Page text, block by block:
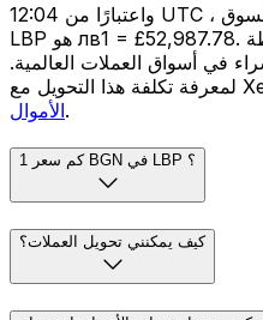
واعتبارًا من 12:04 UTC ، فإن معدل منتصف السوق BGN إلى
LBP هو лв1 = £52,987.78. سعر منتصف السوق هو نقطة
في أسواق العملات العالمية.
الأموال.
كم سعر 1 BGN في LBP ؟
كيف يمكنني تحويل العملات؟